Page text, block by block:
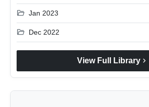
folder_open Jan 2023
folder_open Dec 2022
View Full Library chevron_right